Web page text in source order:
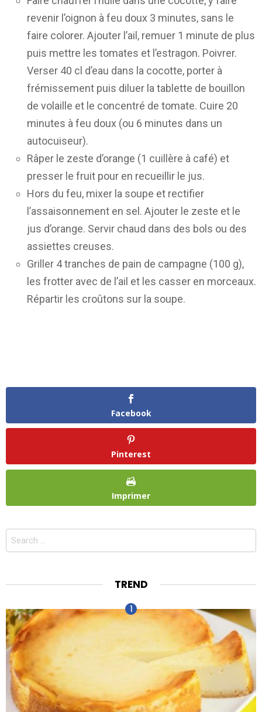
revenir l’oignon à feu doux 3 minutes, sans le
faire colorer. Ajouter l’ail, remuer 1 minute de plus
puis mettre les tomates et l’estragon. Poivrer.
Verser 40 cl d’eau dans la cocotte, porter à
frémissement puis diluer la tablette de bouillon
de volaille et le concentré de tomate. Cuire 20
minutes à feu doux (ou 6 minutes dans un
autocuiseur).
Râper le zeste d’orange (1 cuillère à café) et
presser le fruit pour en recueillir le jus.
Hors du feu, mixer la soupe et rectifier
l’assaisonnement en sel. Ajouter le zeste et le
jus d’orange. Servir chaud dans des bols ou des
assiettes creuses.
Griller 4 tranches de pain de campagne (100 g),
les frotter avec de l’ail et les casser en morceaux.
Répartir les croûtons sur la soupe.
Facebook
Pinterest
Imprimer
Search
TREND